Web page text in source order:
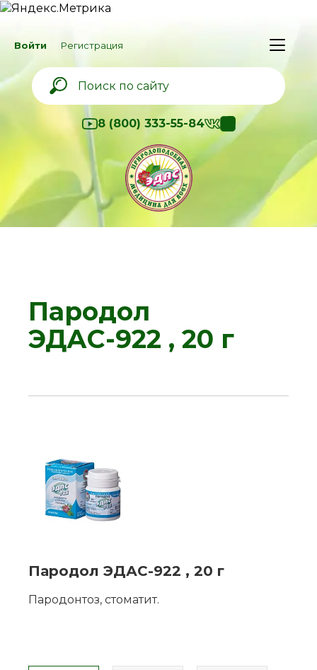
Войти Регистрация
8 (800) 333-55-84
Пародол
ЭДАС-922 , 20 г
Пародол ЭДАС-922 , 20 г
Пародонтоз, стоматит.